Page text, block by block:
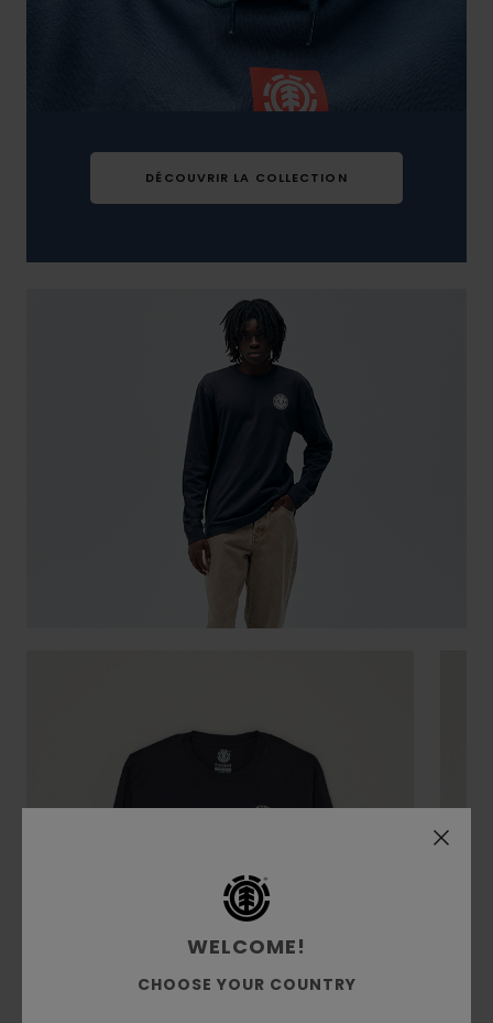
DÉCOUVRIR LA COLLECTION
WELCOME!
CHOOSE YOUR COUNTRY